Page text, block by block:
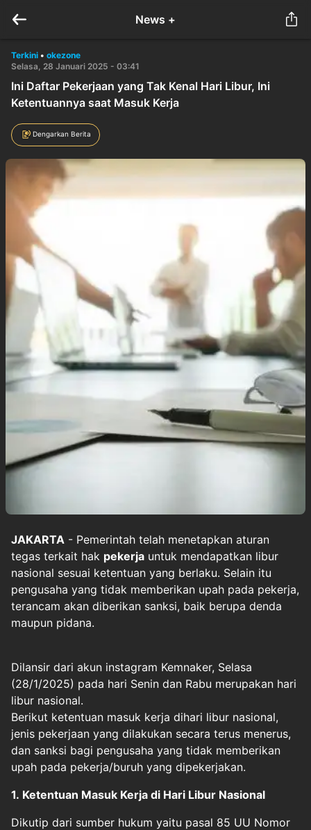
News +
Terkini • okezone
Selasa, 28 Januari 2025 - 03:41
Ini Daftar Pekerjaan yang Tak Kenal Hari Libur, Ini
Ketentuannya saat Masuk Kerja
Dengarkan Berita
JAKARTA - Pemerintah telah menetapkan aturan
tegas terkait hak pekerja untuk mendapatkan libur
nasional sesuai ketentuan yang berlaku. Selain itu
pengusaha yang tidak memberikan upah pada pekerja,
terancam akan diberikan sanksi, baik berupa denda
maupun pidana.
Dilansir dari akun instagram Kemnaker, Selasa
(28/1/2025) pada hari Senin dan Rabu merupakan hari
libur nasional.
Berikut ketentuan masuk kerja dihari libur nasional,
jenis pekerjaan yang dilakukan secara terus menerus,
dan sanksi bagi pengusaha yang tidak memberikan
upah pada pekerja/buruh yang dipekerjakan.
1. Ketentuan Masuk Kerja di Hari Libur Nasional
Dikutip dari sumber hukum yaitu pasal 85 UU Nomor